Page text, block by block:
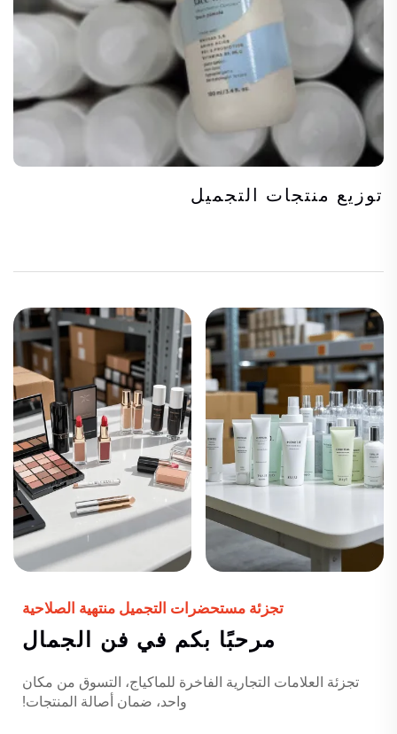
توزيع منتجات التجميل
تجزئة مستحضرات التجميل منتهية الصلاحية
مرحبًا بكم في فن الجمال
تجزئة العلامات التجارية الفاخرة للماكياج، التسوق من مكان
واحد، ضمان أصالة المنتجات!